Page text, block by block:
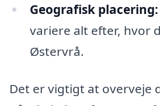
Geografisk placering:
variere alt efter, hvor
Østervrå.
Det er vigtigt at overveje